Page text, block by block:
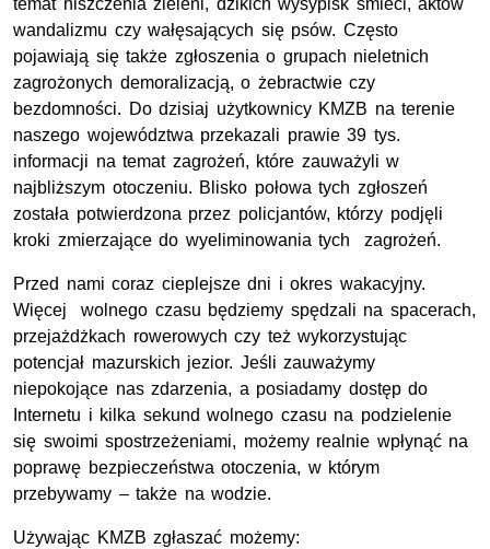
temat niszczenia zieleni, dzikich wysypisk śmieci, aktów
wandalizmu czy wałęsających się psów. Często
pojawiają się także zgłoszenia o grupach nieletnich
zagrożonych demoralizacją, o żebractwie czy
bezdomności. Do dzisiaj użytkownicy KMZB na terenie
naszego województwa przekazali prawie 39 tys.
informacji na temat zagrożeń, które zauważyli w
najbliższym otoczeniu. Blisko połowa tych zgłoszeń
została potwierdzona przez policjantów, którzy podjęli
kroki zmierzające do wyeliminowania tych zagrożeń.
Przed nami coraz cieplejsze dni i okres wakacyjny.
Więcej wolnego czasu będziemy spędzali na spacerach,
przejażdżkach rowerowych czy też wykorzystując
potencjał mazurskich jezior. Jeśli zauważymy
niepokojące nas zdarzenia, a posiadamy dostęp do
Internetu i kilka sekund wolnego czasu na podzielenie
się swoimi spostrzeżeniami, możemy realnie wpłynąć na
poprawę bezpieczeństwa otoczenia, w którym
przebywamy – także na wodzie.
Używając KMZB zgłaszać możemy: